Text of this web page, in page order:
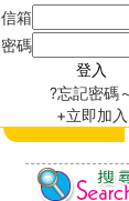
信箱
密碼
?忘記密碼
+立即加入